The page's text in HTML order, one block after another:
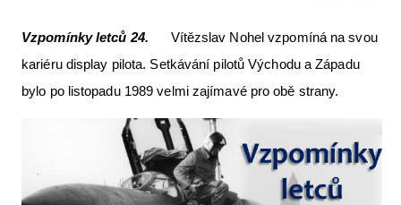
Vzpomínky letců 24.
Vítězslav Nohel vzpomíná na svou
kariéru display pilota. Setkávání pilotů Východu a Západu
bylo po listopadu 1989 velmi zajímavé pro obě strany.
Pro piloty
Série & speciály
Letecká videa
Aktuální FR + archiv